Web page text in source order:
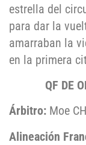
estrella del
para dar la
amarraban la
en la primera
QF DE
Árbitro: Moe
Alineación